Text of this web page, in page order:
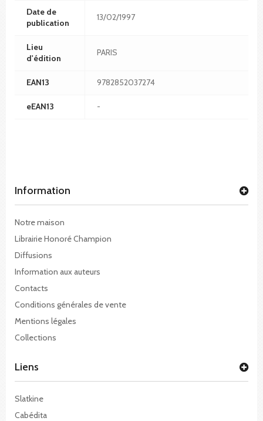
Date de
publication
13/02/1997
Lieu
d'édition
PARIS
EAN13 9782852037274
eEAN13 -
Information
Notre maison
Librairie Honoré Champion
Diffusions
Information aux auteurs
Contacts
Conditions générales de vente
Mentions légales
Collections
Liens
Slatkine
Cabédita